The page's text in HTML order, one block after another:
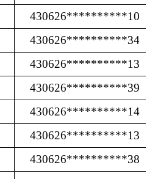
430626**********10
430626**********34
430626**********13
430626**********39
430626**********14
430626**********13
430626**********38